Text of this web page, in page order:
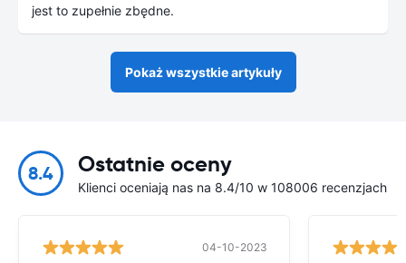
jest to zupełnie zbędne.
Pokaż wszystkie artykuły
8.4 Ostatnie oceny
Klienci oceniają nas na 8.4/10 w 108006 recenzjach
04-10-2023